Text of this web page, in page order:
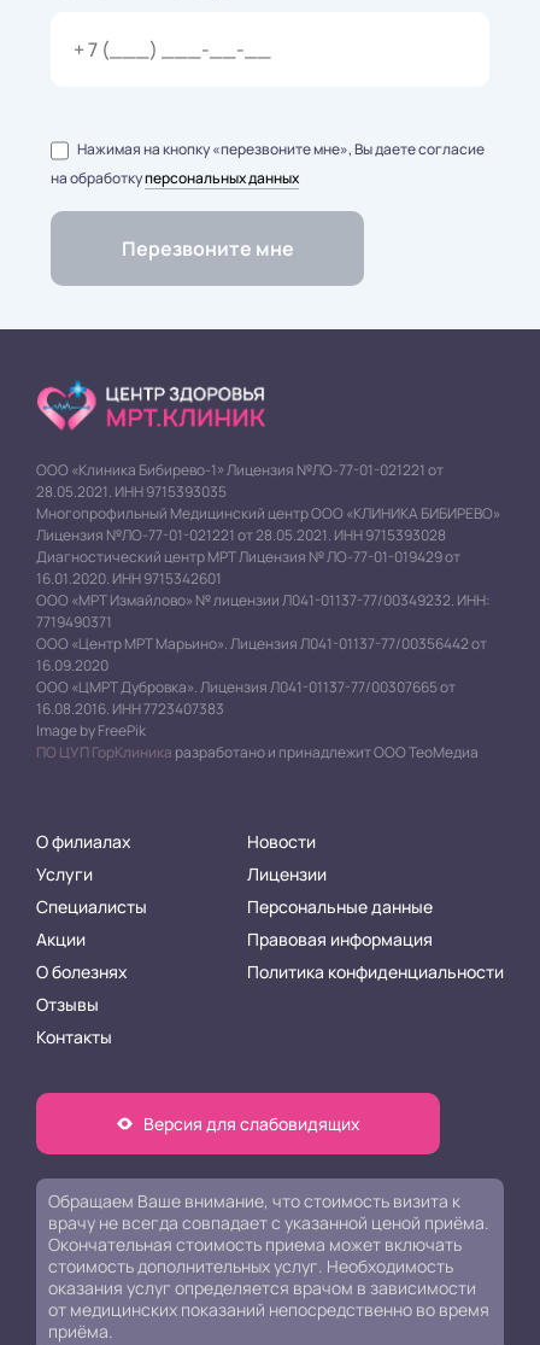
Нажимая на кнопку «перезвоните мне», Вы даете согласие
на обработкуперсональных данных
ООО «Клиника Бибирево-1» Лицензия №ЛО-77-01-021221 от
28.05.2021. ИНН 9715393035
Многопрофильный Медицинский центр ООО «КЛИНИКА БИБИРЕВО»
Лицензия №ЛО-77-01-021221 от 28.05.2021. ИНН 9715393028
Диагностический центр МРТ Лицензия № ЛО-77-01-019429 от
16.01.2020. ИНН 9715342601
ООО «МРТ Измайлово» № лицензии Л041-01137-77/00349232. ИНН:
7719490371
ООО «Центр МРТ Марьино». Лицензия Л041-01137-77/00356442 от
16.09.2020
ООО «ЦМРТ Дубровка». Лицензия Л041-01137-77/00307665 от
16.08.2016. ИНН 7723407383
Image by FreePik
ПО ЦУП ГорКлиника разработано и принадлежит ООО ТеоМедиа
О филиалах
Услуги
Специалисты
Акции
О болезнях
Отзывы
Контакты
Новости
Лицензии
Персональные данные
Правовая информация
Политика конфиденциальности
Версия для слабовидящих
Обращаем Ваше внимание, что стоимость визита к
врачу не всегда совпадает с указанной ценой приёма.
Окончательная стоимость приема может включать
стоимость дополнительных услуг. Необходимость
оказания услуг определяется врачом в зависимости
от медицинских показаний непосредственно во время
приёма.